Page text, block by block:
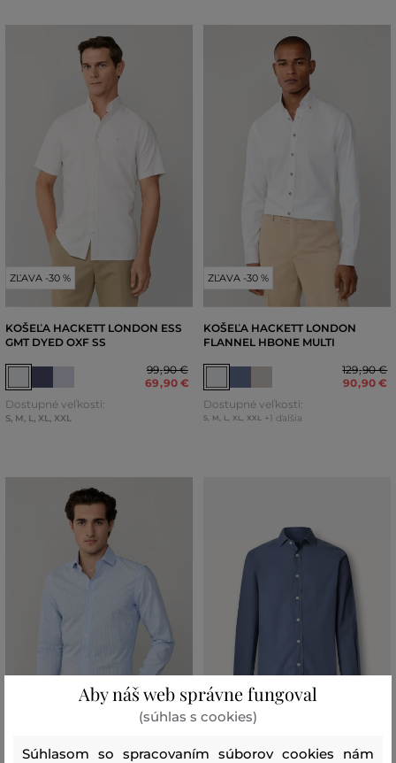
ZĽAVA -30 %
KOŠEĽA HACKETT LONDON ESS
GMT DYED OXF SS
99,90 €
69,90 €
Dostupné veľkosti:
S, M, L, XL, XXL
ZĽAVA -30 %
KOŠEĽA HACKETT LONDON
FLANNEL HBONE MULTI
129,90 €
90,90 €
Dostupné veľkosti:
S, M, L, XL, XXL +1 ďalšia
Aby náš web správne fungoval
(súhlas s cookies)
Súhlasom so spracovaním súborov cookies nám